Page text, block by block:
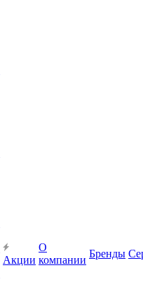
Акции
О
компании
Бренды